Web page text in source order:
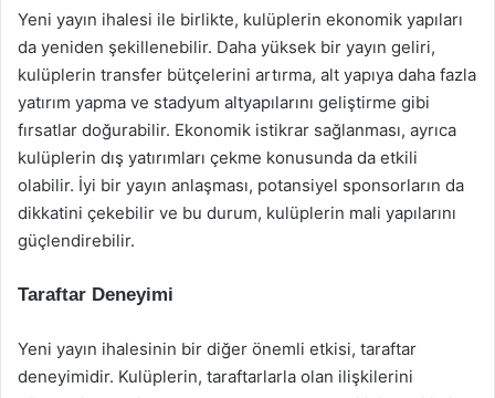
Yeni yayın ihalesi ile birlikte, kulüplerin ekonomik yapıları
da yeniden şekillenebilir. Daha yüksek bir yayın geliri,
kulüplerin transfer bütçelerini artırma, alt yapıya daha fazla
yatırım yapma ve stadyum altyapılarını geliştirme gibi
fırsatlar doğurabilir. Ekonomik istikrar sağlanması, ayrıca
kulüplerin dış yatırımları çekme konusunda da etkili
olabilir. İyi bir yayın anlaşması, potansiyel sponsorların da
dikkatini çekebilir ve bu durum, kulüplerin mali yapılarını
güçlendirebilir.
Taraftar Deneyimi
Yeni yayın ihalesinin bir diğer önemli etkisi, taraftar
deneyimidir. Kulüplerin, taraftarlarla olan ilişkilerini